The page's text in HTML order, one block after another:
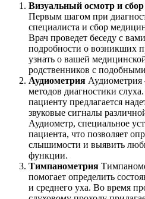
Визуальный осмотр и
Первым шагом при
специалиста и сбор
Врач проведет беседу с
подробности о возникших
узнать о вашей
родственников с
Аудиометрия Аудиометрия
методов диагностики
пациенту предлагается
звуковые сигналы
Аудиометр, специальное
пациента, что позволяет
слышимости и выявить
функции.
Тимпанометрия
помогает определить
и среднего уха. Во время